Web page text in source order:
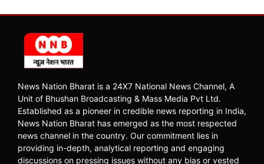
News Nation Bharat is a 24X7 National News Channel, A
Unit of Bhushan Broadcasting & Mass Media Pvt Ltd.
Established as a pioneer in credible news reporting in India,
News Nation Bharat has emerged as the most respected
news channel in the country. Our commitment lies in
providing in-depth, analytical reporting and engaging
discussions on pressing issues without any bias or vested